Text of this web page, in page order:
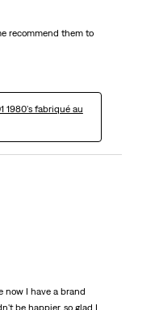
recommend them to
1980's fabriqué au
now I have a brand
be happier, so glad I